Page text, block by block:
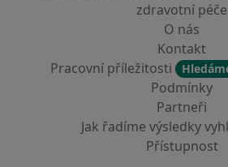
zdravotní péče
O nás
Kontakt
Pracovní příležitosti
Podmínky
Partneři
Jak řadíme výsledky
Přístupnost